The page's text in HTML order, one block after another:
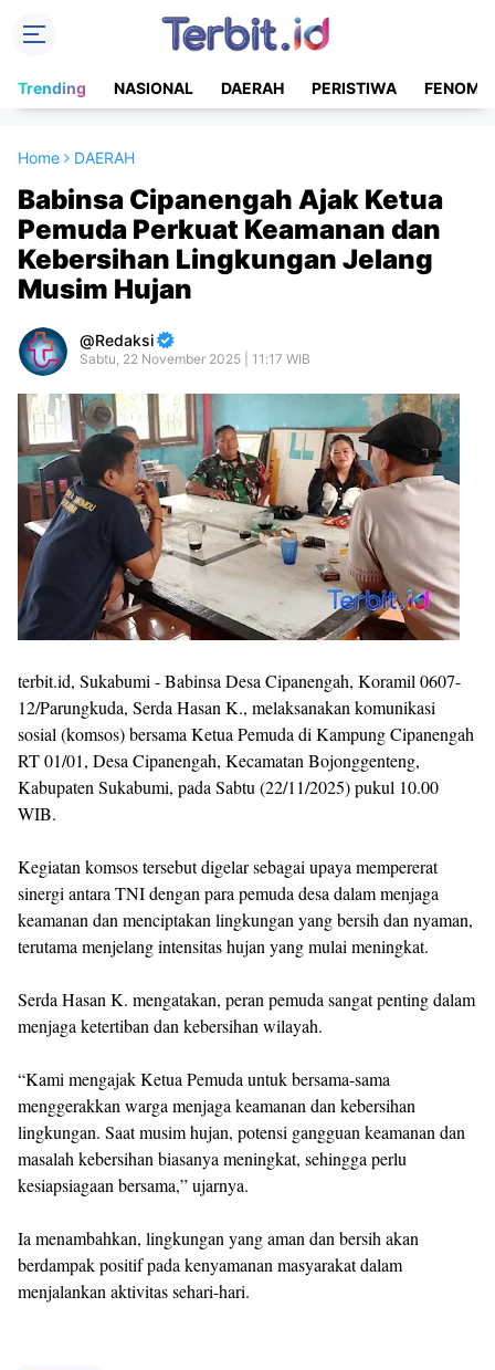
Trending NASIONAL DAERAH PERISTIWA
Home DAERAH
Babinsa Cipanengah Ajak Ketua
Pemuda Perkuat Keamanan dan
Kebersihan Lingkungan Jelang
Musim Hujan
Redaksi
Sabtu, 22 November 2025 | 11:17 WIB
terbit.id, Sukabumi - Babinsa Desa Cipanengah, Koramil 0607-
12/Parungkuda, Serda Hasan K., melaksanakan komunikasi
sosial (komsos) bersama Ketua Pemuda di Kampung Cipanengah
RT 01/01, Desa Cipanengah, Kecamatan Bojonggenteng,
Kabupaten Sukabumi, pada Sabtu (22/11/2025) pukul 10.00
WIB.
Kegiatan komsos tersebut digelar sebagai upaya mempererat
sinergi antara TNI dengan para pemuda desa dalam menjaga
keamanan dan menciptakan lingkungan yang bersih dan nyaman,
terutama menjelang intensitas hujan yang mulai meningkat.
Serda Hasan K. mengatakan, peran pemuda sangat penting dalam
menjaga ketertiban dan kebersihan wilayah.
“Kami mengajak Ketua Pemuda untuk bersama-sama
menggerakkan warga menjaga keamanan dan kebersihan
lingkungan. Saat musim hujan, potensi gangguan keamanan dan
masalah kebersihan biasanya meningkat, sehingga perlu
kesiapsiagaan bersama,” ujarnya.
Ia menambahkan, lingkungan yang aman dan bersih akan
berdampak positif pada kenyamanan masyarakat dalam
menjalankan aktivitas sehari-hari.